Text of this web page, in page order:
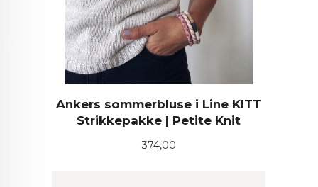
Ankers sommerbluse i Line KITT
Strikkepakke | Petite Knit
Pris
374,00